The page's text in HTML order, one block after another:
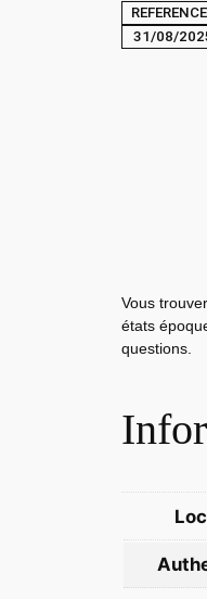
REFERENCE
31/08/
Vous
états
questions.